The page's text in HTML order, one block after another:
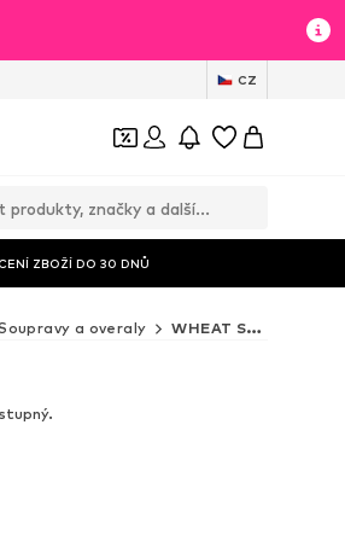
CZ
ZBOŽÍ DO 30 DNŮ
a overaly WHEAT Soupravy a overaly